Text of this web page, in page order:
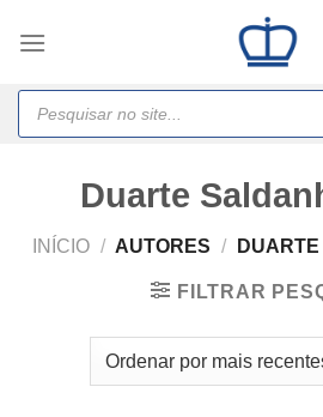
Products
search
Duarte
INÍCIO / AUTORES /
FILTRAR